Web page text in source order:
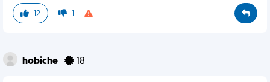
12 1
hobiche 18